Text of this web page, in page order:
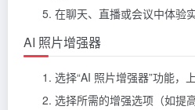
在聊天、直播或会议中体验
AI 照片增强器
选择“AI 照片增强器”功能，
选择所需的增强选项（如提